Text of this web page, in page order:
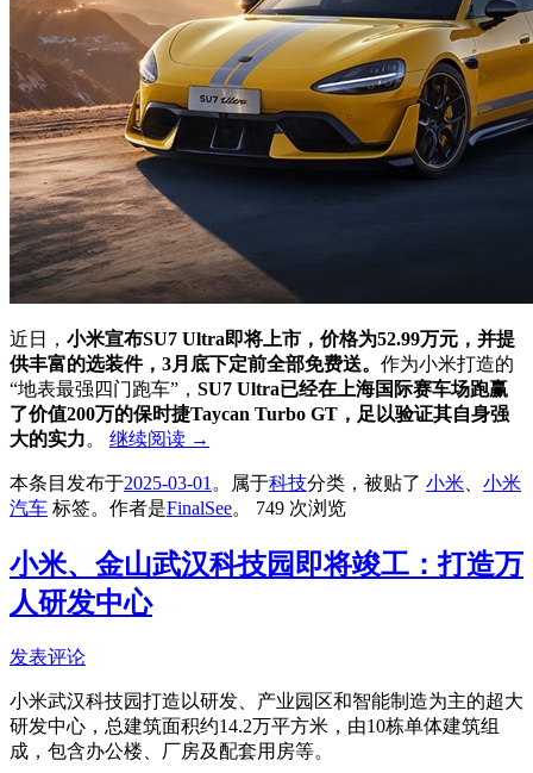
近日， 小米宣布SU7 Ultra即将上市，价格为52.99万元，并提
供丰富的选装件，3月底下定前全部免费送。 作为小米打造的
“地表最强四门跑车”， SU7 Ultra已经在上海国际赛车场跑赢
了价值200万的保时捷Taycan Turbo GT，足以验证其自身强
大的实力。 继续阅读 →
本条目发布于2025-03-01 。属于科技分类，被贴了 小米
小米
汽车 标签。 作者是FinalSee。 749 次浏览
小米、金山武汉科技园即将竣工：打造万
人研发中心
发表评论
小米武汉科技园打造以研发、产业园区和智能制造为主的超大
研发中心，总建筑面积约14.2万平方米，由10栋单体建筑组
成，包含办公楼、厂房及配套用房等。